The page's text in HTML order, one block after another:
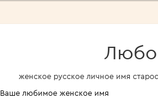
женское русское личное имя
Ваше любимое женское имя